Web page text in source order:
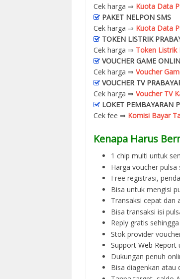
Cek harga ⇒ Kuota Data
PAKET NELPON SMS
Cek harga ⇒ Kuota Data
TOKEN LISTRIK
Cek harga ⇒ Token Listrik
VOUCHER GAME
Cek harga ⇒ Voucher
VOUCHER TV
Cek harga ⇒ Voucher TV
LOKET PEMBAYARAN
Cek fee ⇒ Komisi Bayar
Kenapa Harus
1 chip multi untuk
Harga voucher
Free registrasi,
Bisa untuk mengisi
Transaksi cepat dan
Bisa transaksi isi
Reply gratis
Stok provider
Support Web Report
Dukungan penuh
Bisa diagenkan atau